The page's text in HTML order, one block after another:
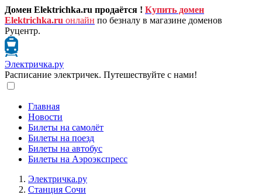
Домен Elektrichka.ru продаётся ! Купить домен
Elektrichka.ru онлайн по безналу в магазине доменов
Руцентр.
Электричка.ру
Расписание электричек. Путешествуйте с нами!
Главная
Новости
Билеты на самолёт
Билеты на поезд
Билеты на автобус
Билеты на Аэроэкспресс
Электричка.ру
Станция Сочи